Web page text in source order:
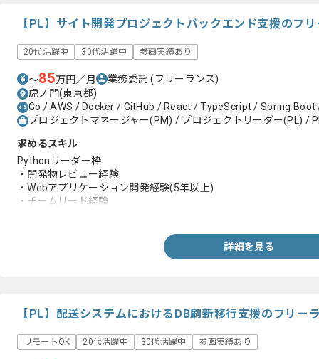
【PL】サイト開発プロジェクトバックエンド支援のフ
20代活躍中 30代活躍中 参画実績あり
〜85万円／月 業務委託(フリーランス)
虎ノ門(東京都)
Go / AWS / Docker / GitHub / React / TypeScript / Spring Boot
プロジェクトマネージャー(PM) / プロジェクトリーダー(PL) /
求めるスキル
Pythonリーダー枠
・開発物レビュー経験
・Webアプリケーション開発経験(5年以上)
・チームリード経験
詳細を見る
【PL】配送システムにおけるDB刷新移行支援のフリー
リモートOK 20代活躍中 30代活躍中 参画実績あり